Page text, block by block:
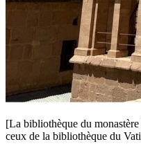
[La bibliothèque du
ceux de la bibliothèque du